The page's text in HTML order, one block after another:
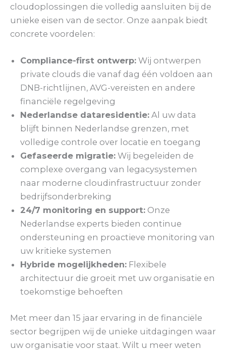
cloudoplossingen die volledig aansluiten bij de
unieke eisen van de sector. Onze aanpak biedt
concrete voordelen:
Compliance-first ontwerp: Wij ontwerpen
private clouds die vanaf dag één voldoen aan
DNB-richtlijnen, AVG-vereisten en andere
financiële regelgeving
Nederlandse dataresidentie: Al uw data
blijft binnen Nederlandse grenzen, met
volledige controle over locatie en toegang
Gefaseerde migratie: Wij begeleiden de
complexe overgang van legacysystemen
naar moderne cloudinfrastructuur zonder
bedrijfsonderbreking
24/7 monitoring en support: Onze
Nederlandse experts bieden continue
ondersteuning en proactieve monitoring van
uw kritieke systemen
Hybride mogelijkheden: Flexibele
architectuur die groeit met uw organisatie en
toekomstige behoeften
Met meer dan 15 jaar ervaring in de financiële
sector begrijpen wij de unieke uitdagingen waar
uw organisatie voor staat. Wilt u meer weten